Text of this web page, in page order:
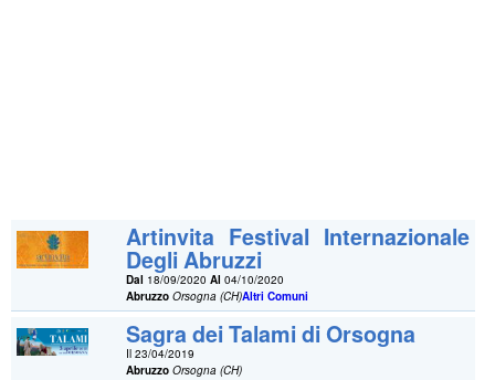
Artinvita Festival Internazionale
Degli Abruzzi
Dal 18/09/2020Al 04/10/2020
Abruzzo Orsogna (CH)Altri Comuni
Sagra dei Talami di Orsogna
Il 23/04/2019
Abruzzo Orsogna (CH)